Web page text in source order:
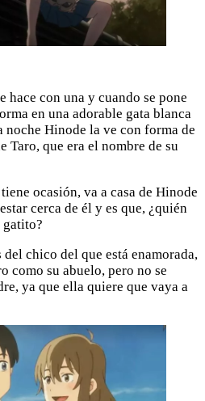
hace con una y cuando se pone
en una adorable gata blanca
noche Hinode la ve con forma de
Taro, que era el nombre de su
ocasión, va a casa de Hinode
cerca de él y es que, ¿quién
gatito?
chico del que está enamorada,
como su abuelo, pero no se
ya que ella quiere que vaya a